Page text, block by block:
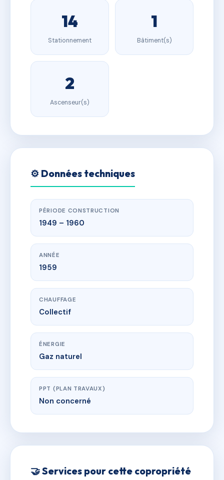
14
Stationnement
1
Bâtiment(s)
2
Ascenseur(s)
⚙️ Données techniques
PÉRIODE CONSTRUCTION
1949 – 1960
ANNÉE
1959
CHAUFFAGE
Collectif
ÉNERGIE
Gaz naturel
PPT (PLAN TRAVAUX)
Non concerné
🤝 Services pour cette copropriété